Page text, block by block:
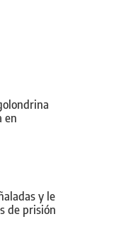
en
y le
de prisión